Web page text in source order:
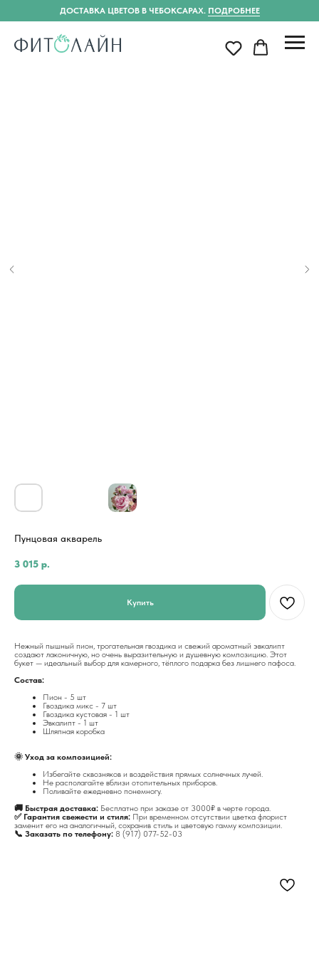
ДОСТАВКА ЦВЕТОВ В ЧЕБОКСАРАХ. ПОДРОБНЕЕ
Пунцовая акварель
3 015 р.
Купить
Нежный пышный пион, трогательная гвоздика и свежий ароматный эвкалипт
создают лаконичную, но очень выразительную и душевную композицию. Этот
букет — идеальный выбор для камерного, тёплого подарка без лишнего пафоса.
Состав:
Пион - 5 шт
Гвоздика микс - 7 шт
Гвоздика кустовая - 1 шт
Эвкалипт - 1 шт
Шляпная коробка
🌞 Уход за композицией:
Избегайте сквозняков и воздействия прямых солнечных лучей.
Не располагайте вблизи отопительных приборов.
Поливайте ежедневно понемногу.
🚚 Быстрая доставка: Бесплатно при заказе от 3000₽ в черте города.
✅ Гарантия свежести и стиля: При временном отсутствии цветка флорист
заменит его на аналогичный, сохранив стиль и цветовую гамму композиции.
📞 Заказать по телефону: 8 (917) 077-52-03